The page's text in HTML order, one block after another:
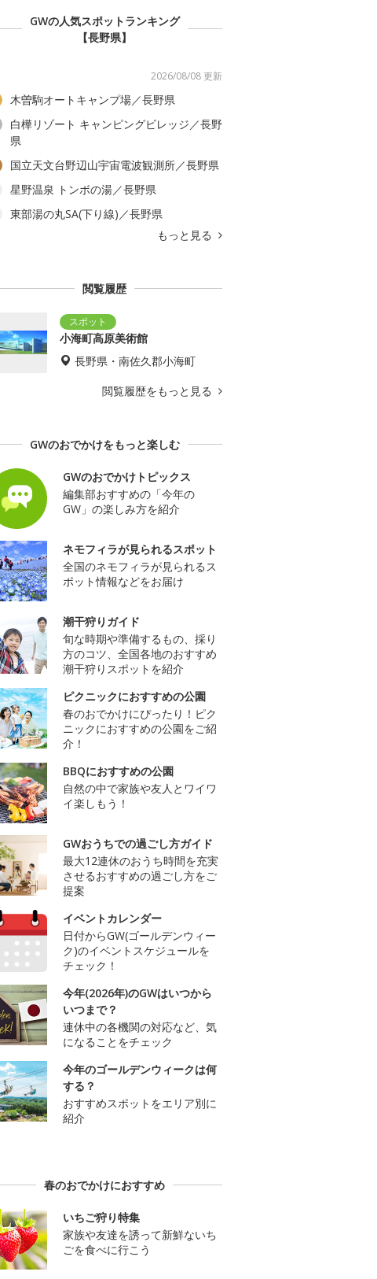
GWの人気スポットランキング
【長野県】
2026/08/08 更新
木曽駒オートキャンプ場／長野県
白樺リゾート キャンピングビレッジ／長野
県
国立天文台野辺山宇宙電波観測所／長野県
星野温泉 トンボの湯／長野県
東部湯の丸SA(下り線)／長野県
もっと見る
閲覧履歴
小海町高原美術館
長野県・南佐久郡小海町
閲覧履歴をもっと見る
GWのおでかけをもっと楽しむ
GWのおでかけトピックス
編集部おすすめの「今年の
GW」の楽しみ方を紹介
ネモフィラが見られるスポット
全国のネモフィラが見られるス
ポット情報などをお届け
潮干狩りガイド
旬な時期や準備するもの、採り
方のコツ、全国各地のおすすめ
潮干狩りスポットを紹介
ピクニックにおすすめの公園
春のおでかけにぴったり！ピク
ニックにおすすめの公園をご紹
介！
BBQにおすすめの公園
自然の中で家族や友人とワイワ
イ楽しもう！
GWおうちでの過ごし方ガイド
最大12連休のおうち時間を充実
させるおすすめの過ごし方をご
提案
イベントカレンダー
日付からGW(ゴールデンウィー
ク)のイベントスケジュールを
チェック！
今年(2026年)のGWはいつから
いつまで？
連休中の各機関の対応など、気
になることをチェック
今年のゴールデンウィークは何
する？
おすすめスポットをエリア別に
紹介
春のおでかけにおすすめ
いちご狩り特集
家族や友達を誘って新鮮ないち
ごを食べに行こう